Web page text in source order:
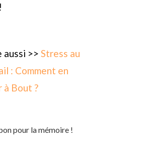
aussi >> Stress au
: Comment en
à Bout ?
pour la mémoire !